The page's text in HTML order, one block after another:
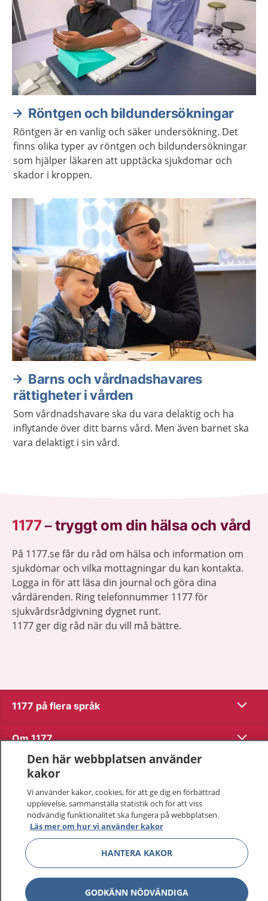
Röntgen och bildundersökningar
Röntgen är en vanlig och säker undersökning. Det
finns olika typer av röntgen och bildundersökningar
som hjälper läkaren att upptäcka sjukdomar och
skador i kroppen.
Barns och vårdnadshavares
rättigheter i vården
Som vårdnadshavare ska du vara delaktig och ha
inflytande över ditt barns vård. Men även barnet ska
vara delaktigt i sin vård.
1177–tryggt om din hälsa och vård
På 1177.se får du råd om hälsa och information om
sjukdomar och vilka mottagningar du kan kontakta.
Logga in för att läsa din journal och göra dina
vårdärenden. Ring telefonnummer 1177 för
sjukvårdsrådgivning dygnet runt.
1177 ger dig råd när du vill må bättre.
1177 på flera språk Visa
Om 1177 Visa
Kontakt
Behandling av personuppgifter
Hantering av kakor
Inställningar för kakor
Den här webbplatsen använder
kakor
Vi använder kakor, cookies, för att ge dig en förbättrad
upplevelse, sammanställa statistik och för att viss
nödvändig funktionalitet ska fungera på webbplatsen.
Läs mer om hur vi använder kakor
HANTERA KAKOR
GODKÄNN NÖDVÄNDIGA